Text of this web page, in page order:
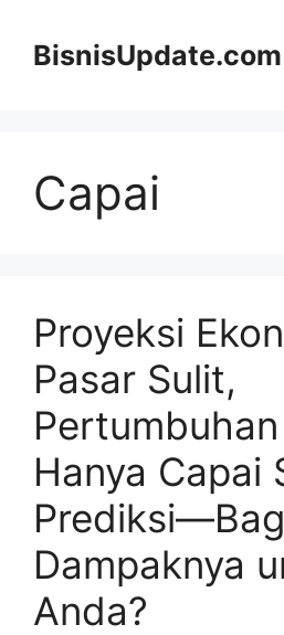
BisnisUpdate.com
Capai
Proyeksi
Pasar Sulit,
Hanya Capai
Dampaknya
Anda?